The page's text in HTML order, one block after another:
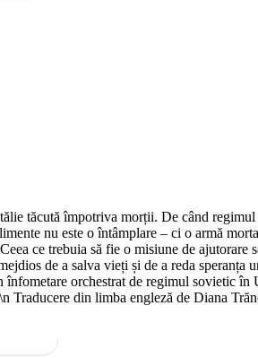
tăcută împotriva morții. De când
nu este o întâmplare – ci o armă
ce trebuia să fie o misiune de
de a salva vieți și de a reda
orchestrat de regimul sovietic în
Traducere din limba engleză de Diana